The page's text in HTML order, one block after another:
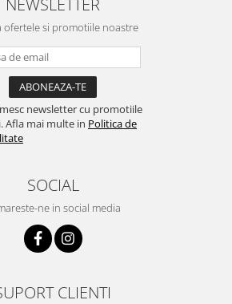
ofertele si promotiile noastre
newsletter cu promotiile
Afla mai multe in Politica de
SOCIAL
ne in social media
CLIENTI